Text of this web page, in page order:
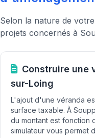
Selon la nature de
projets concernés à
Construire une
sur-Loing
L'ajout d'une véranda
surface taxable. À
du montant est fonction
simulateur vous permet